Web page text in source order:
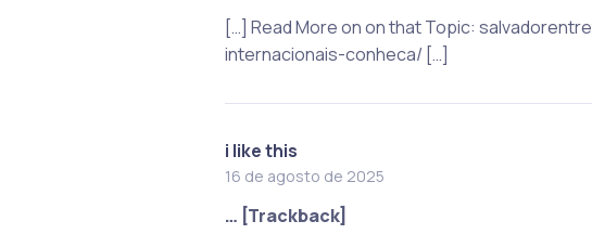
[…] Read More on on that Topic:
internacionais-conheca/ […]
i like this
16 de agosto de 2025
… [Trackback]